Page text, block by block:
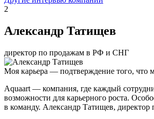
2
Александр Татищев
директор по продажам в РФ и СНГ
Моя карьера — подтверждение того, что
Aquaart — компания, где каждый
возможности для карьерного роста.
в команду. Александр Татищев,